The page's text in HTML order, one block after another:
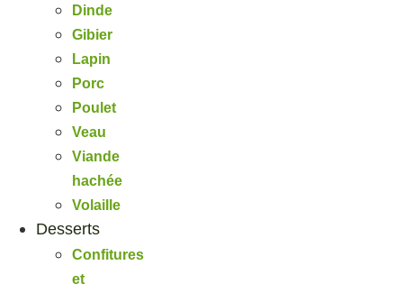
Dinde
Gibier
Lapin
Porc
Poulet
Veau
Viande
hachée
Volaille
Desserts
Confitures
et